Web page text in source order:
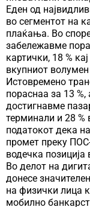
Еден од
во сегментот на
плаќања. Во
забележавме
картички, 18 %
вкупниот
Истовремено
пораснаа за 13
достигнавме
терминали и 28 %
податокот дека
промет преку
водечка позиција
Во делот на
донесе
на физички лица
мобилно